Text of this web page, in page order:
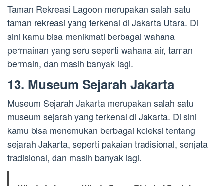
Taman Rekreasi Lagoon merupakan salah satu
taman rekreasi yang terkenal di Jakarta Utara. Di
sini kamu bisa menikmati berbagai wahana
permainan yang seru seperti wahana air, taman
bermain, dan masih banyak lagi.
13. Museum Sejarah Jakarta
Museum Sejarah Jakarta merupakan salah satu
museum sejarah yang terkenal di Jakarta. Di sini
kamu bisa menemukan berbagai koleksi tentang
sejarah Jakarta, seperti pakaian tradisional, senjata
tradisional, dan masih banyak lagi.